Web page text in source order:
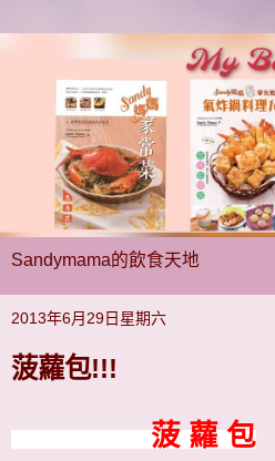
Sandymama的飲食天地
2013年6月29日星期六
菠蘿包!!!
菠 蘿 包